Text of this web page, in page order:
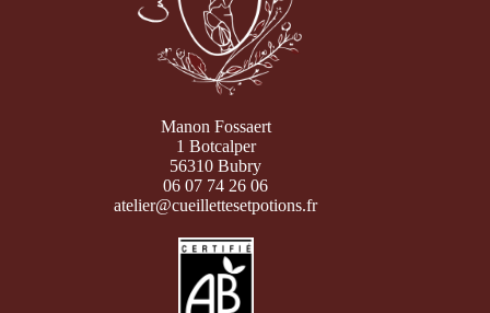
Manon Fossaert
1 Botcalper
56310 Bubry
06 07 74 26 06
atelier@cueillettesetpotions.fr